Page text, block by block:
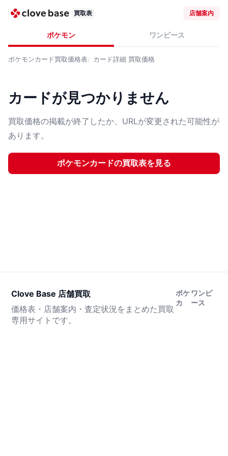
買取表 店舗案内
ポケモン ワンピース
ポケモンカード買取価格表 カード詳細 買取価格
カードが見つかりません
買取価格の掲載が終了したか、URLが変更された可能性が
あります。
ポケモンカードの買取表を見る
Clove Base 店舗買取
価格表・店舗案内・査定状況をまとめた買取
専用サイトです。
ポケ
カ
ワンピ
ース